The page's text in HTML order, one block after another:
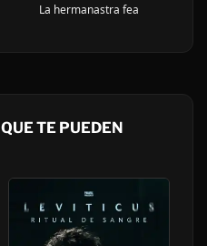
La hermanastra fea
TE PUEDEN